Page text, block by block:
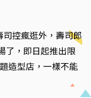
控瘋逛外，壽司郎
了，即日起推出限
造型店，一樣不能